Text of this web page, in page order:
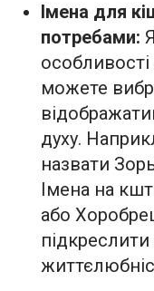
Імена для
потребами:
особливості
можете
духу.
назвати
Імена на
або